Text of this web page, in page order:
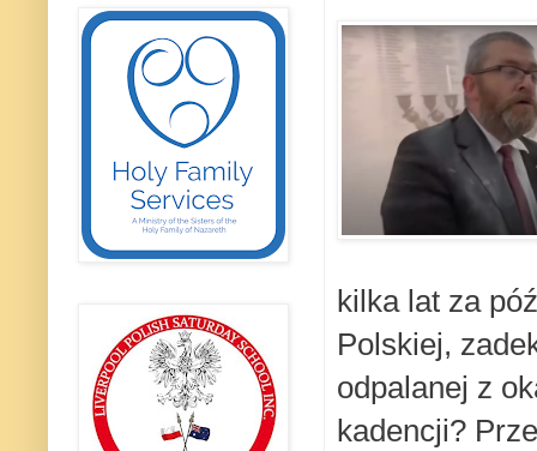
kilka lat za
Polskiej,
odpalanej z
kadencji?